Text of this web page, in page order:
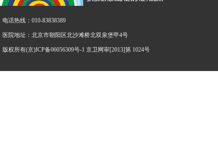
电话热线：010-83838389
医院地址：北京市朝阳区北沙滩桥北双泉堡甲4号
版权所有(京)ICP备06056309号-1 京卫网审[2013]第 1024号